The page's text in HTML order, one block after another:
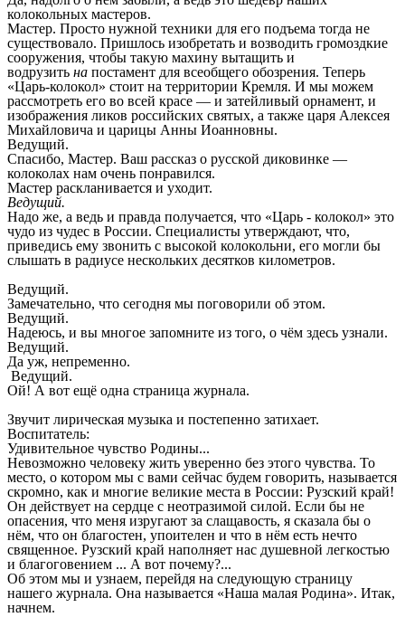
колокольных мастеров.
Мастер. Просто нужной техники для его подъема тогда не
существовало. Пришлось изобретать и возводить громоздкие
сооружения, чтобы такую махину вытащить и
водрузить на постамент для всеобщего обозрения. Теперь
«Царь-колокол» стоит на территории Кремля. И мы можем
рассмотреть его во всей красе — и затейливый орнамент, и
изображения ликов российских святых, а также царя Алексея
Михайловича и царицы Анны Иоанновны.
Ведущий.
Спасибо, Мастер. Ваш рассказ о русской диковинке —
колоколах нам очень понравился.
Мастер раскланивается и уходит.
Ведущий.
Надо же, а ведь и правда получается, что «Царь - колокол» это
чудо из чудес в России. Специалисты утверждают, что,
приведись ему звонить с высокой колокольни, его могли бы
слышать в радиусе нескольких десятков километров.
Ведущий.
Замечательно, что сегодня мы поговорили об этом.
Ведущий.
Надеюсь, и вы многое запомните из того, о чём здесь узнали.
Ведущий.
Да уж, непременно.
Ведущий.
Ой! А вот ещё одна страница журнала.
Звучит лирическая музыка и постепенно затихает.
Воспитатель:
Удивительное чувство Родины...
Невозможно человеку жить уверенно без этого чувства. То
место, о котором мы с вами сейчас будем говорить, называется
скромно, как и многие великие места в России: Рузский край!
Он действует на сердце с неотразимой силой. Если бы не
опасения, что меня изругают за слащавость, я сказала бы о
нём, что он благостен, упоителен и что в нём есть нечто
священное. Рузский край наполняет нас душевной легкостью
и благоговением ... А вот почему?...
Об этом мы и узнаем, перейдя на следующую страницу
нашего журнала. Она называется «Наша малая Родина». Итак,
начнем.